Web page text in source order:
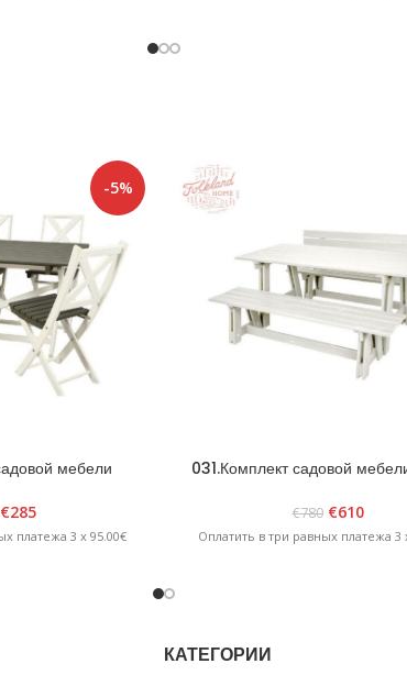
-5%
мебели
€285
платежа 3 x 95.00€
031.Комплект садовой
€780 €610
Оплатить в три равных платежа 3
КАТЕГОРИИ